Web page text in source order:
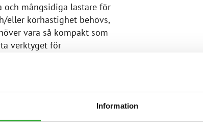
Information
och mångsidiga lastare för
eller körhastighet behövs,
vara så kompakt som
verktyget för
på smala gator
av balar etc. på lantbruk,
av material på
användningsområden.
hög körhastighet
arbetsplatser.